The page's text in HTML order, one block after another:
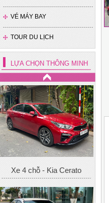
VÉ MÁY BAY
TOUR DU LỊCH
LỰA CHỌN THÔNG MINH
Xe 4 chỗ - Kia Cerato